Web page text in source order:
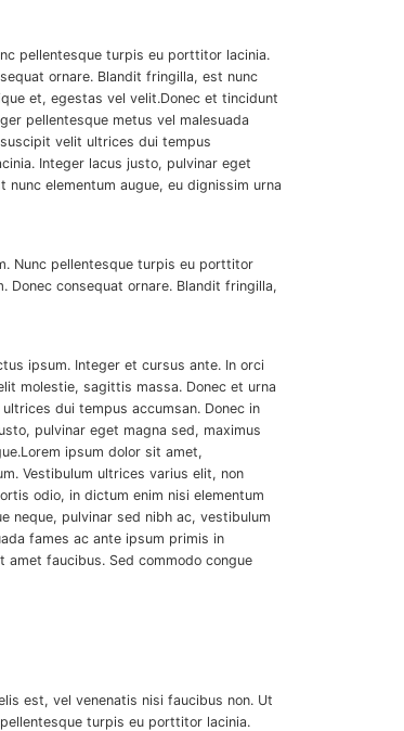
pellentesque turpis eu porttitor lacinia.
ornare. Blandit fringilla, est nunc
et, egestas vel velit.Donec et tincidunt
pellentesque metus vel malesuada
velit ultrices dui tempus
Integer lacus justo, pulvinar eget
elementum augue, eu dignissim urna
Nunc pellentesque turpis eu porttitor
Donec consequat ornare. Blandit fringilla,
ipsum. Integer et cursus ante. In orci
molestie, sagittis massa. Donec et urna
dui tempus accumsan. Donec in
pulvinar eget magna sed, maximus
ipsum dolor sit amet,
Vestibulum ultrices varius elit, non
odio, in dictum enim nisi elementum
neque, pulvinar sed nibh ac, vestibulum
fames ac ante ipsum primis in
faucibus. Sed commodo congue
est, vel venenatis nisi faucibus non. Ut
turpis eu porttitor lacinia.